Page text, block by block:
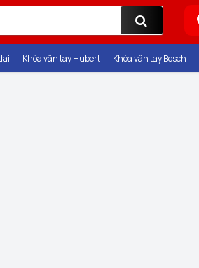
Khóa vân tay Hubert Khóa vân tay Bosch